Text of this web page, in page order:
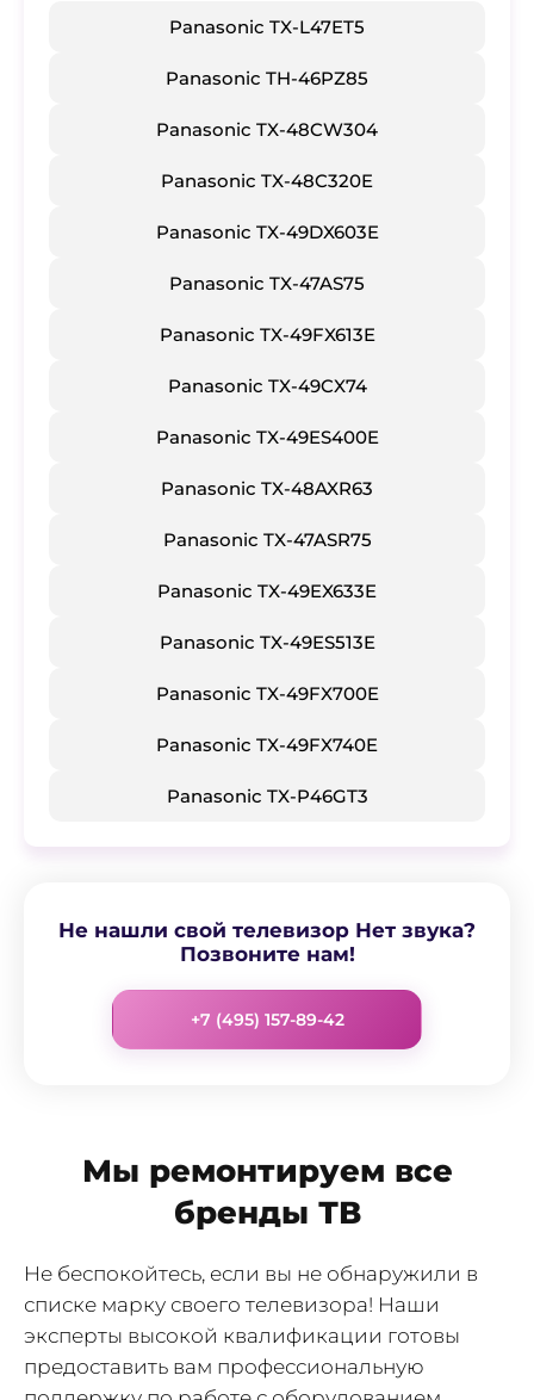
Panasonic TX-L47ET5
Panasonic TH-46PZ85
Panasonic TX-48CW304
Panasonic TX-48C320E
Panasonic TX-49DX603E
Panasonic TX-47AS75
Panasonic TX-49FX613E
Panasonic TX-49CX74
Panasonic TX-49ES400E
Panasonic TX-48AXR63
Panasonic TX-47ASR75
Panasonic TX-49EX633E
Panasonic TX-49ES513E
Panasonic TX-49FX700E
Panasonic TX-49FX740E
Panasonic TX-P46GT3
Не нашли свой телевизор Нет звука?
Позвоните нам!
+7 (495) 157-89-42
Мы ремонтируем все
бренды ТВ
Не беспокойтесь, если вы не обнаружили в
списке марку своего телевизора! Наши
эксперты высокой квалификации готовы
предоставить вам профессиональную